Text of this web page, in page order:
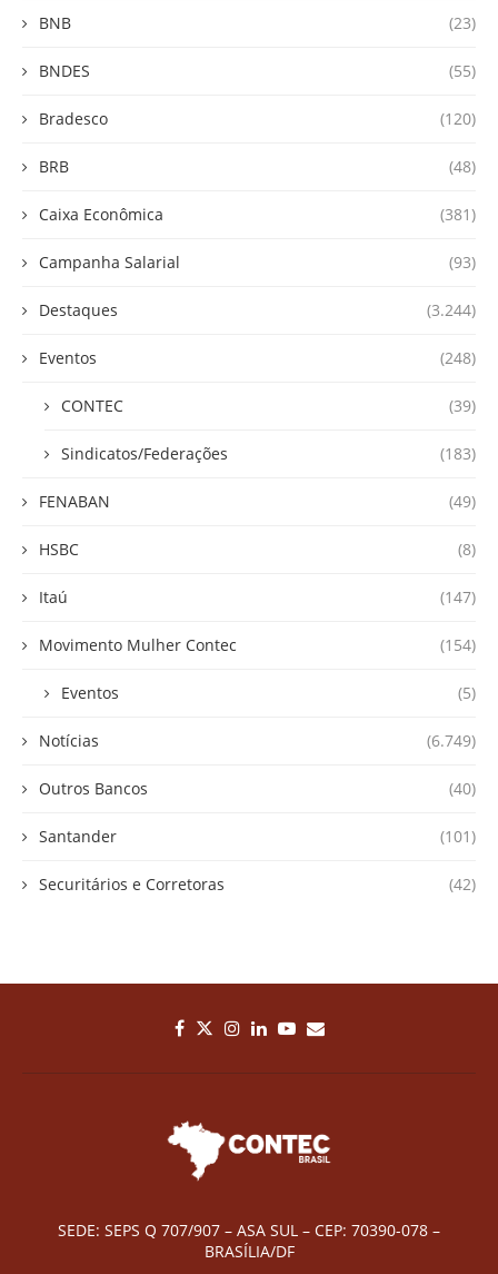
BNB (23)
BNDES (55)
Bradesco (120)
BRB (48)
Caixa Econômica (381)
Campanha Salarial (93)
Destaques (3.244)
Eventos (248)
CONTEC (39)
Sindicatos/Federações (183)
FENABAN (49)
HSBC (8)
Itaú (147)
Movimento Mulher Contec (154)
Eventos (5)
Notícias (6.749)
Outros Bancos (40)
Santander (101)
Securitários e Corretoras (42)
SEDE: SEPS Q 707/907 – ASA SUL – CEP: 70390-078 –
BRASÍLIA/DF